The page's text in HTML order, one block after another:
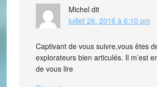
Michel dit
juillet 26, 2016 à 6:10 pm
Captivant de vous suivre,vous êtes
explorateurs bien articulés. Il m’est
de vous lire